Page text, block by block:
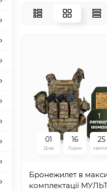
01
Днів
16
Годин
25
Бронежилет в
комплектації